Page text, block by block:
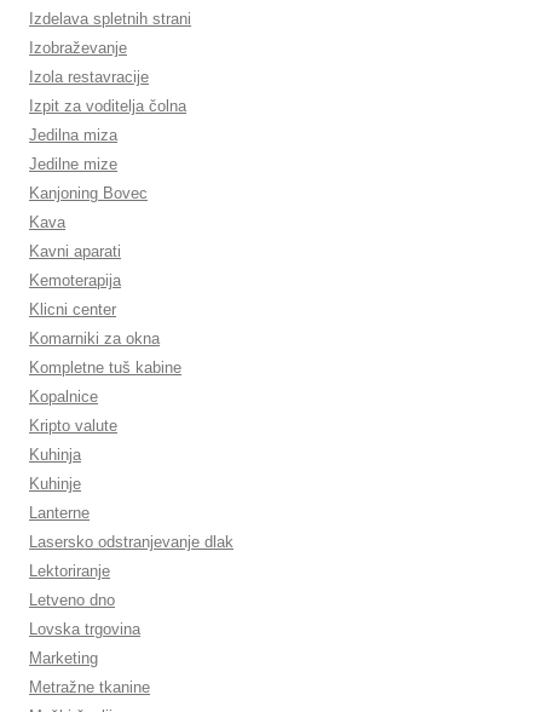
Izdelava spletnih strani
Izobraževanje
Izola restavracije
Izpit za voditelja čolna
Jedilna miza
Jedilne mize
Kanjoning Bovec
Kava
Kavni aparati
Kemoterapija
Klicni center
Komarniki za okna
Kompletne tuš kabine
Kopalnice
Kripto valute
Kuhinja
Kuhinje
Lanterne
Lasersko odstranjevanje dlak
Lektoriranje
Letveno dno
Lovska trgovina
Marketing
Metražne tkanine